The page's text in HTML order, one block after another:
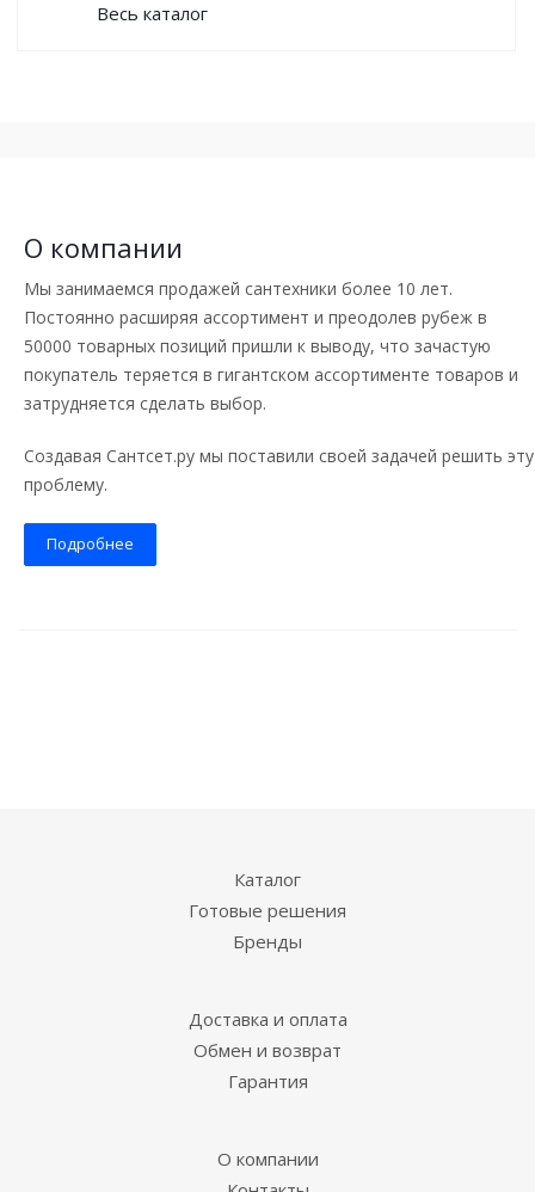
Весь каталог
О компании
Мы занимаемся продажей сантехники более 10 лет.
Постоянно расширяя ассортимент и преодолев рубеж в
50000 товарных позиций пришли к выводу, что зачастую
покупатель теряется в гигантском ассортименте товаров и
затрудняется сделать выбор.
Создавая Сантсет.ру мы поставили своей задачей решить эту
проблему.
Подробнее
Каталог
Готовые решения
Бренды
Доставка и оплата
Обмен и возврат
Гарантия
О компании